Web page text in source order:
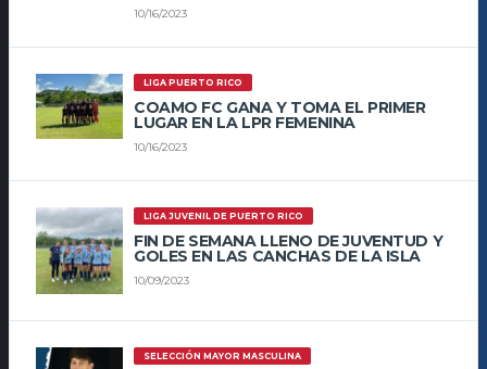
10/16/2023
LIGA PUERTO RICO
COAMO FC GANA Y TOMA EL PRIMER
LUGAR EN LA LPR FEMENINA
10/16/2023
LIGA JUVENIL DE PUERTO RICO
FIN DE SEMANA LLENO DE JUVENTUD Y
GOLES EN LAS CANCHAS DE LA ISLA
10/09/2023
SELECCIÓN MAYOR MASCULINA